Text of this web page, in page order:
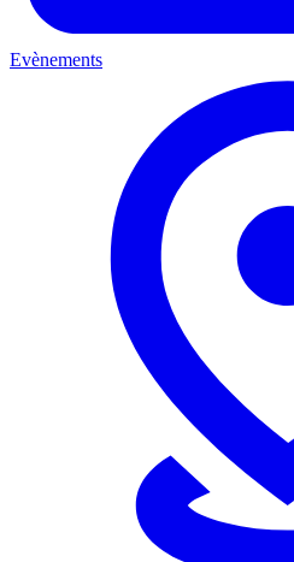
Evènements